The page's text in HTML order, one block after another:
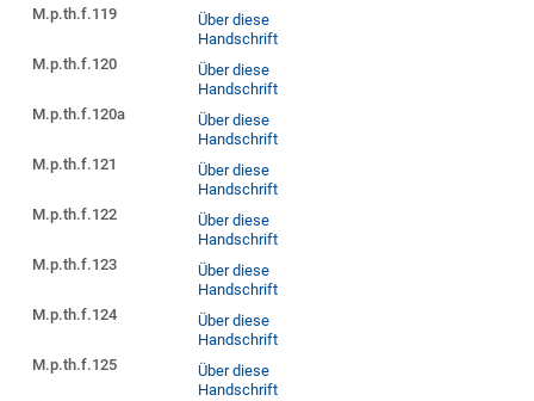
M.p.th.f.119
Über diese
Handschrift
M.p.th.f.120
Über diese
Handschrift
M.p.th.f.120a
Über diese
Handschrift
M.p.th.f.121
Über diese
Handschrift
M.p.th.f.122
Über diese
Handschrift
M.p.th.f.123
Über diese
Handschrift
M.p.th.f.124
Über diese
Handschrift
M.p.th.f.125
Über diese
Handschrift